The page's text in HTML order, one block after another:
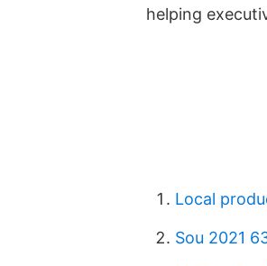
helping
Local
Sou 2021